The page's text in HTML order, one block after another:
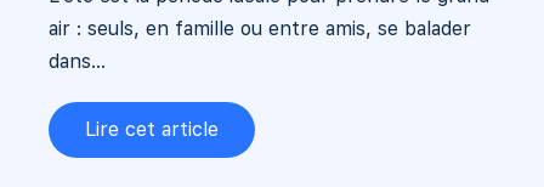
air : seuls, en famille ou entre amis, se balader
dans...
Lire cet article